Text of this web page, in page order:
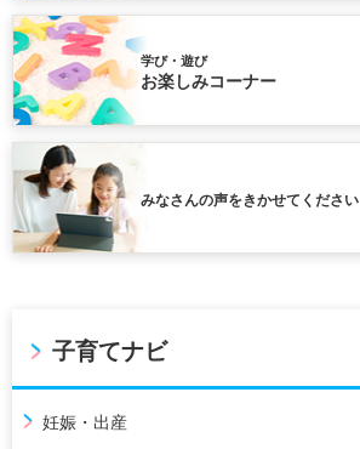
学び・遊び
お楽しみコーナー
みなさんの声をきかせてください
子育てナビ
妊娠・出産